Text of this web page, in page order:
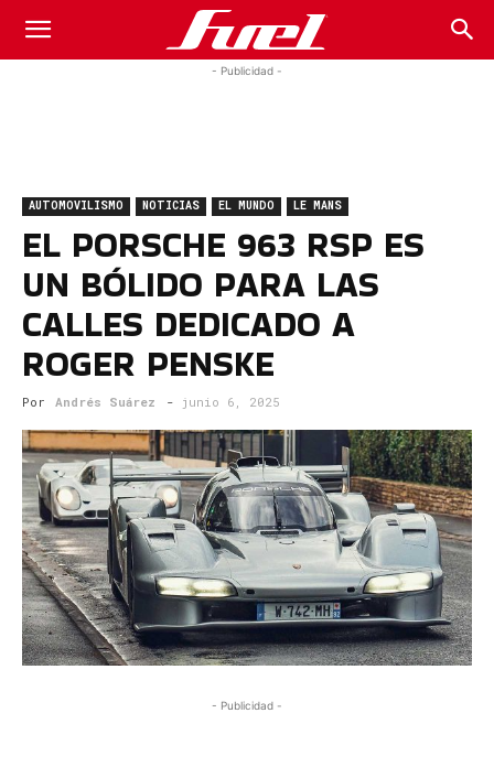
Fuel
Magazine
- Publicidad -
AUTOMOVILISMO NOTICIAS EL MUNDO LE MANS
EL PORSCHE 963 RSP ES
UN BÓLIDO PARA LAS
CALLES DEDICADO A
ROGER PENSKE
Por Andrés Suárez - junio 6, 2025
- Publicidad -